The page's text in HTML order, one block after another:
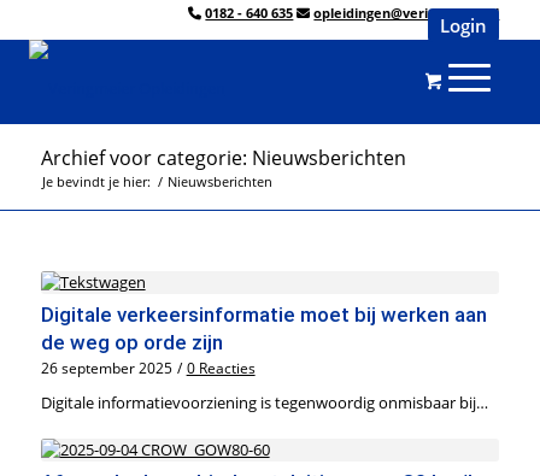
0182 - 640 635 opleidingen@veringmeier.nl
Login
Archief voor categorie: Nieuwsberichten
Je bevindt je hier: / Nieuwsberichten
Digitale verkeersinformatie moet bij werken aan
de weg op orde zijn
26 september 2025 / 0 Reacties
Digitale informatievoorziening is tegenwoordig onmisbaar bij…